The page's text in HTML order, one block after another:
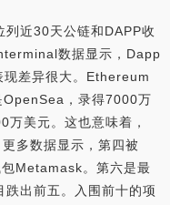
近30天公链和DAPP收
数据显示，Dapp
现差异很大。Ethereum
，录得7000万
美元。这也意味着，
多数据显示，第四被
Metamask。第六是最
出前五。入围前十的项